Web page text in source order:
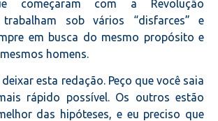
começaram com a Revolução
trabalham sob vários “disfarces” e
em busca do mesmo propósito e
homens.
esta redação. Peço que você saia
rápido possível. Os outros estão
das hipóteses, e eu preciso que